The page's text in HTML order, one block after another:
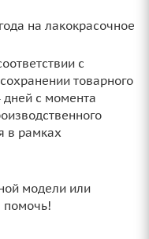
на лакокрасочное
с
товарного
дней с момента
в рамках
модели или
помочь!